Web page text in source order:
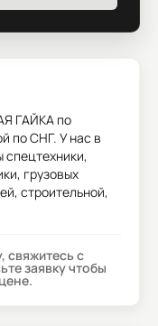
ГАЙКА по
по СНГ. У нас в
спецтехники,
грузовых
строительной,
свяжитесь с
заявку чтобы